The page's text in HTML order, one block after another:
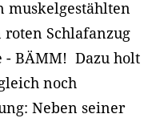
Schlafanzug
- BÄMM! Dazu holt
noch
Neben seiner